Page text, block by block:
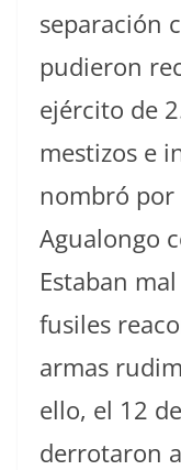
separación
pudieron
ejército de
mestizos e
nombró
Agualongo
Estaban
fusiles
armas
ello, el 12
derrotaron